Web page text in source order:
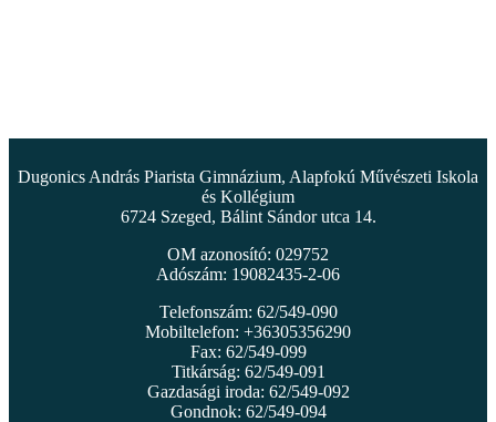
Dugonics András Piarista Gimnázium, Alapfokú Művészeti Iskola
és Kollégium
6724 Szeged, Bálint Sándor utca 14.
OM azonosító: 029752
Adószám: 19082435-2-06
Telefonszám: 62/549-090
Mobiltelefon: +36305356290
Fax: 62/549-099
Titkárság: 62/549-091
Gazdasági iroda: 62/549-092
Gondnok: 62/549-094